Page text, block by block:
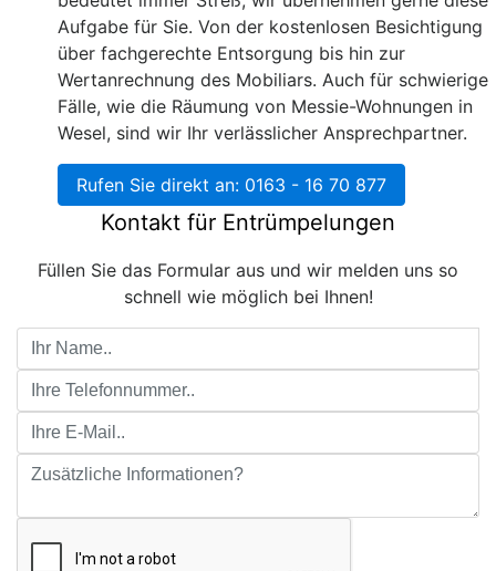
Kontakt für Entrümpelungen
Füllen Sie das Formular aus und wir melden uns so
schnell wie möglich bei Ihnen!
Aufgabe für Sie. Von der kostenlosen Besichtigung
über fachgerechte Entsorgung bis hin zur
Wertanrechnung des Mobiliars. Auch für schwierige
Fälle, wie die Räumung von Messie-Wohnungen in
Wesel, sind wir Ihr verlässlicher Ansprechpartner.
Rufen Sie direkt an: 0163 - 16 70 877